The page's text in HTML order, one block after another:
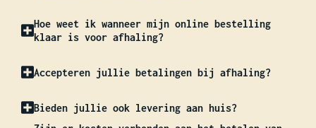
Hoe weet ik wanneer mijn online bestelling
klaar is voor afhaling?
Accepteren jullie betalingen bij afhaling?
Bieden jullie ook levering aan huis?